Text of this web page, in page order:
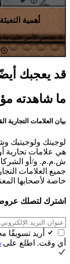
أهمية
لا يقتصر الأمر على
قد يعجبك
ما شاهدته
بيان العلامات التجارية
لوجيتك ولوجيتيك
هي علامات تجارية
ش.م.م. و/أو الشركات
جميع العلامات
خاصة لأصحابها
اشترك لتصلك
أي وقت. اطلع على